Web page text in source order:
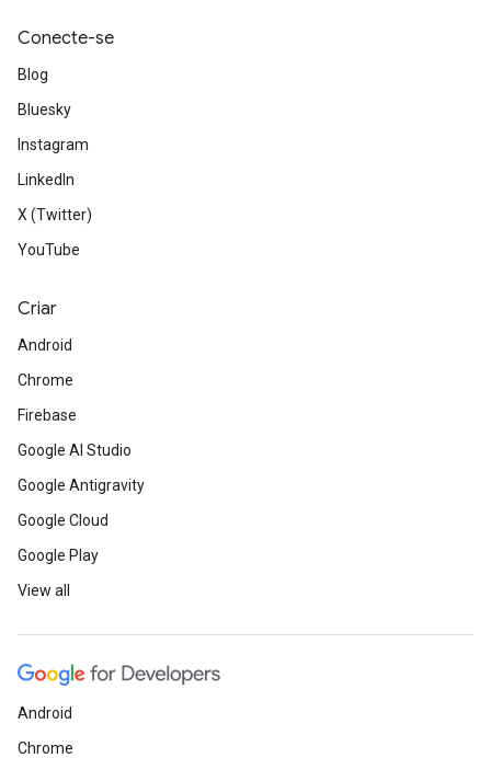
Conecte-se
Blog
Bluesky
Instagram
LinkedIn
X (Twitter)
YouTube
Criar
Android
Chrome
Firebase
Google AI Studio
Google Antigravity
Google Cloud
Google Play
View all
Android
Chrome